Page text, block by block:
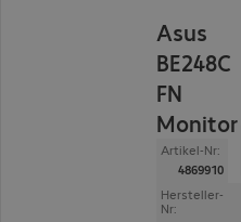
Asus
BE248C
FN
Monitor
Artikel-Nr:
4869910
Hersteller-
Nr: